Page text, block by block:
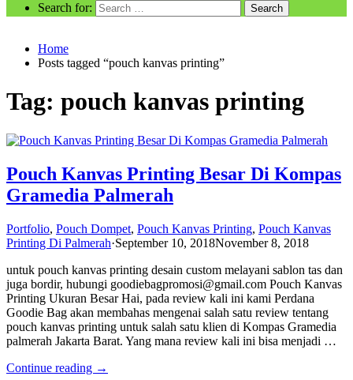
Search for:
Home
Posts tagged “pouch kanvas printing”
Tag: pouch kanvas printing
Pouch Kanvas Printing Besar Di Kompas
Gramedia Palmerah
Portfolio, Pouch Dompet, Pouch Kanvas Printing, Pouch Kanvas
Printing Di Palmerah·September 10, 2018November 8, 2018
untuk pouch kanvas printing desain custom melayani sablon tas dan
juga bordir, hubungi goodiebagpromosi@gmail.com Pouch Kanvas
Printing Ukuran Besar Hai, pada review kali ini kami Perdana
Goodie Bag akan membahas mengenai salah satu review tentang
pouch kanvas printing untuk salah satu klien di Kompas Gramedia
palmerah Jakarta Barat. Yang mana review kali ini bisa menjadi …
Continue reading →